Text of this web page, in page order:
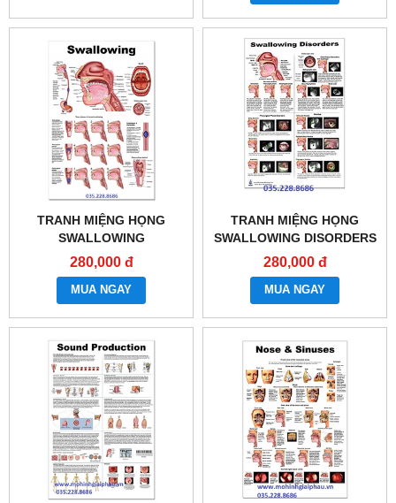
TRANH MIỆNG HỌNG
SWALLOWING
280,000 đ
MUA NGAY
TRANH MIỆNG HỌNG
SWALLOWING DISORDERS
280,000 đ
MUA NGAY